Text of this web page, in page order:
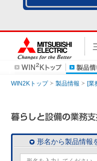
WIN2Kトップ 製品情報 [業
形名から製品情報